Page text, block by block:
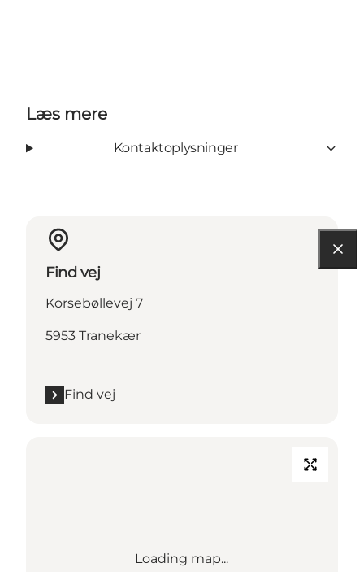
Læs mere
Kontaktoplysninger
Find vej
Korsebøllevej 7
5953 Tranekær
Find vej
Loading map...